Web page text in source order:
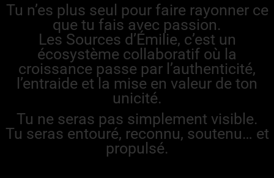
Tu n’es plus seul pour faire rayonner ce
que tu fais avec passion.
Les Sources d’Émilie, c’est un
écosystème collaboratif où la
croissance passe par l’authenticité,
l’entraide et la mise en valeur de ton
unicité.
Tu ne seras pas simplement visible.
Tu seras entouré, reconnu, soutenu… et
propulsé.